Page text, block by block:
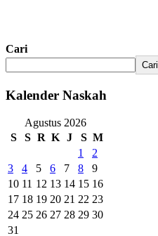
Cari
Cari
Kalender Naskah
Agustus 2026
S
S R K J S M
1
2
3
4 5 6 7 8
9
10 11 12 13 14 15 16
17 18 19 20 21 22 23
24 25 26 27 28 29 30
31